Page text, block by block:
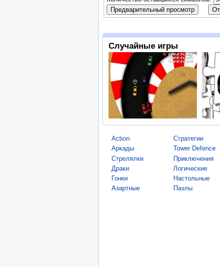
Случайные игры
Action
Аркады
Стрелялки
Драки
Гонки
Азартные
Стратегии
Tower Defence
Приключения
Логические
Настольные
Пазлы